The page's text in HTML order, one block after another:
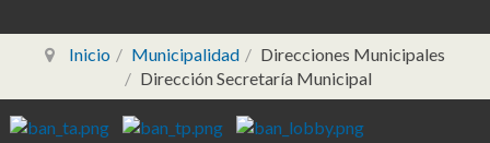
Inicio Municipalidad
Direcciones Municipales
Dirección Secretaría Municipal